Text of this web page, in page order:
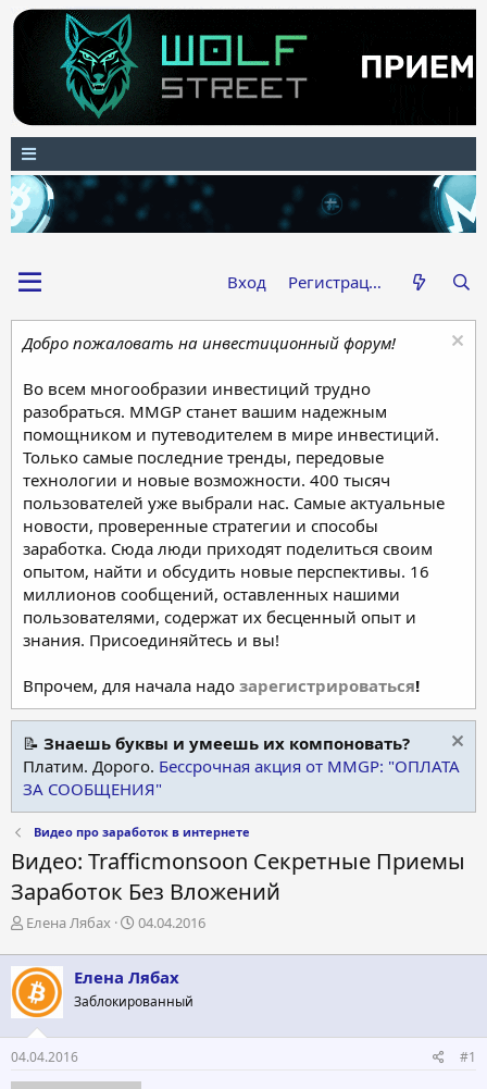
Вход Регистрация
Добро пожаловать на инвестиционный форум!
Во всем многообразии инвестиций трудно
разобраться. MMGP станет вашим надежным
помощником и путеводителем в мире инвестиций.
Только самые последние тренды, передовые
технологии и новые возможности. 400 тысяч
пользователей уже выбрали нас. Самые актуальные
новости, проверенные стратегии и способы
заработка. Сюда люди приходят поделиться своим
опытом, найти и обсудить новые перспективы. 16
миллионов сообщений, оставленных нашими
пользователями, содержат их бесценный опыт и
знания. Присоединяйтесь и вы!
Впрочем, для начала надо зарегистрироваться!
📝 Знаешь буквы и умеешь их компоновать?
Платим. Дорого. Бессрочная акция от MMGP: "ОПЛАТА
ЗА СООБЩЕНИЯ"
Видео про заработок в интернете
Видео: Trafficmonsoon Секретные Приемы
Заработок Без Вложений
А
т
о
р
т
е
м
ы
Елена Лябах
Д
т
а
н
ч
л
04.04.2016
Елена Лябах
Заблокированный
04.04.2016 #1